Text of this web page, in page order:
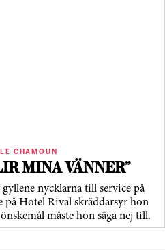
CHAMOUN
MINA VÄNNER”
nycklarna till service på
på Hotel Rival skräddarsyr hon
måste hon säga nej till.